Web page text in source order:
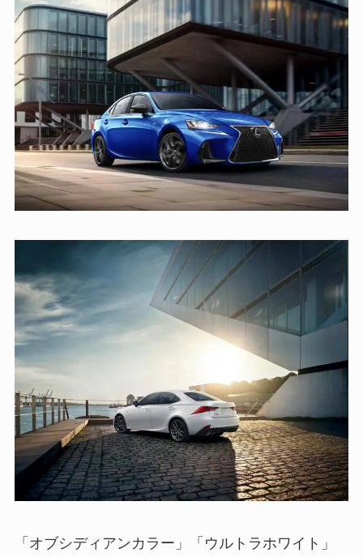
「オブシディアンカラー」「ウルトラホワイト」